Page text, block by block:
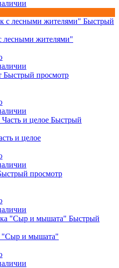
Быстрый
лесными жителями"
Быстрый просмотр
Быстрый
и целое
просмотр
Быстрый
"Сыр и мышата"